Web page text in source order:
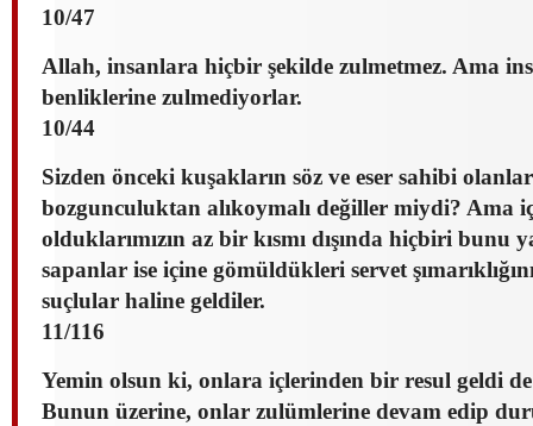
10/47
Allah, insanlara hiçbir şekilde zulmetmez. Ama
benliklerine zulmediyorlar.
10/44
Sizden önceki kuşakların söz ve eser sahibi
bozgunculuktan alıkoymalı değiller miydi? Ama
olduklarımızın az bir kısmı dışında hiçbiri bunu
sapanlar ise içine gömüldükleri servet
suçlular haline geldiler.
11/116
Yemin olsun ki, onlara içlerinden bir resul geldi
Bunun üzerine, onlar zulümlerine devam edip